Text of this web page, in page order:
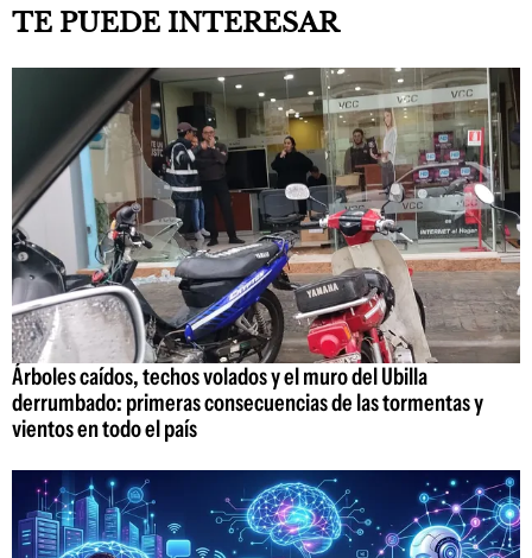
TE PUEDE INTERESAR
Árboles caídos, techos volados y el muro del Ubilla
derrumbado: primeras consecuencias de las tormentas y
vientos en todo el país